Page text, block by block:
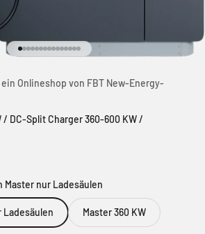
Gehe zu Element 1
Gehe zu Element 2
Gehe zu Element 3
Gehe zu Element 4
Gehe zu Element 5
Gehe zu Element 6
Gehe zu Element 7
Gehe zu Element 8
Gehe zu Element 9
Gehe zu Element 10
Gehe zu Element 11
Gehe zu Element 12
Gehe zu Element 13
Gehe zu Element 14
Gehe zu Element 15
ein Onlineshop von FBT New-Energy-
/ DC-Split Charger 360-600 KW /
Master nur Ladesäulen
Ladesäulen Master 360 KW